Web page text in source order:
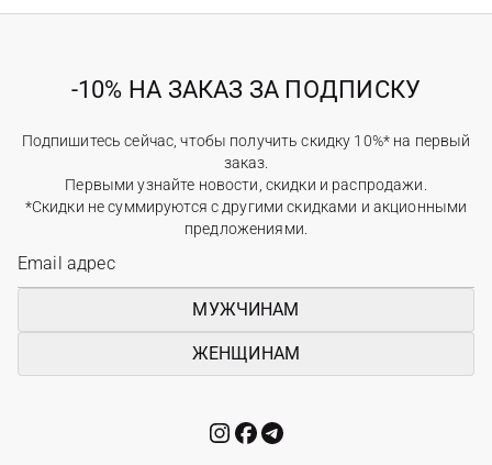
-10% НА ЗАКАЗ ЗА ПОДПИСКУ
Подпишитесь сейчас, чтобы получить скидку 10%* на первый
заказ.
Первыми узнайте новости, скидки и распродажи.
*Скидки не суммируются с другими скидками и акционными
предложениями.
МУЖЧИНАМ
ЖЕНЩИНАМ